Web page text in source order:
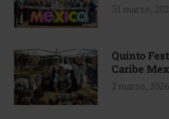
31 marzo,
Quinto
Caribe
2 marzo, 2026